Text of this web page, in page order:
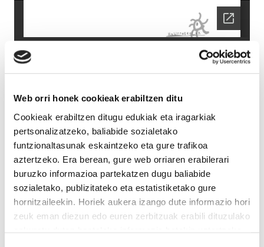
Web orri honek cookieak erabiltzen ditu
Cookieak erabiltzen ditugu edukiak eta iragarkiak
pertsonalizatzeko, baliabide sozialetako
funtzionaltasunak eskaintzeko eta gure trafikoa
aztertzeko. Era berean, gure web orriaren erabilerari
buruzko informazioa partekatzen dugu baliabide
sozialetako, publizitateko eta estatistiketako gure
hornitzaileekin. Horiek aukera izango dute informazio hori
zeuk eman diezun edo euren zerbitzuak erabili dituzulako